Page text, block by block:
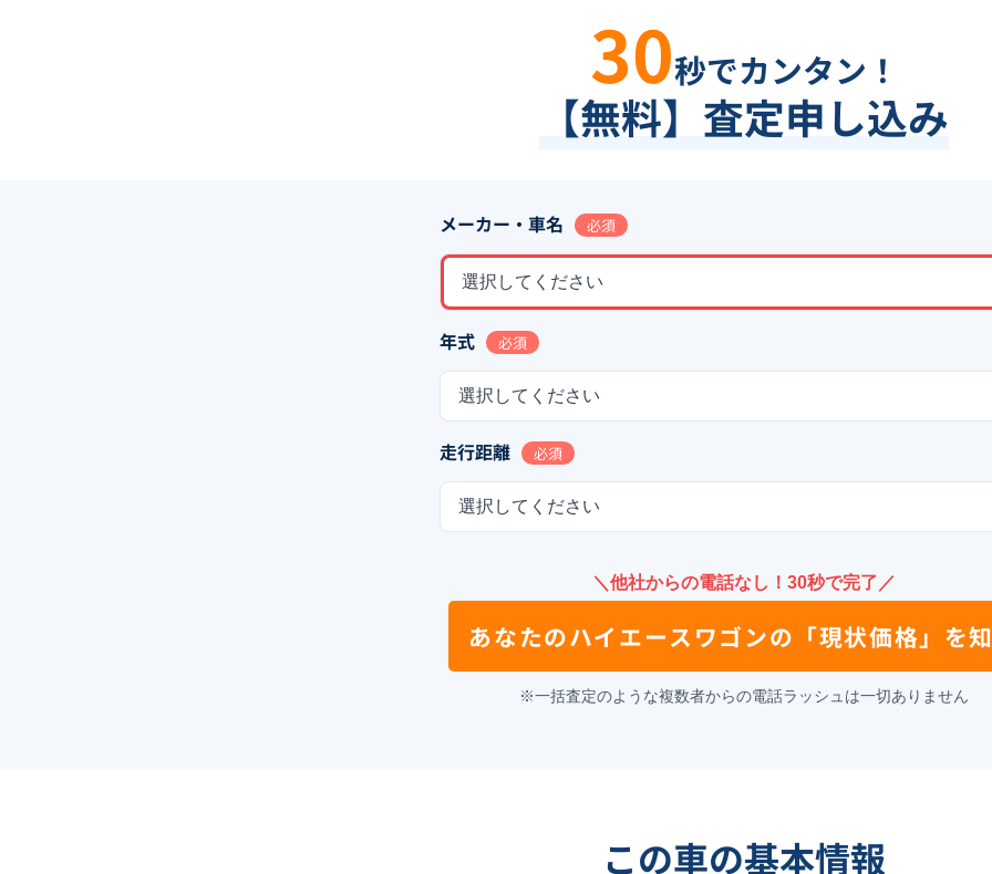
30秒でカンタン！
【無料】査定申し込み
メーカー・車名 必須
選択してください
年式 必須
選択してください
走行距離 必須
選択してください
＼他社からの電話なし！30秒で完了／
あなたのハイエースワゴンの 「現状価格」を
※一括査定のような複数者からの電話ラッシュは一切ありません
この車の基本情報